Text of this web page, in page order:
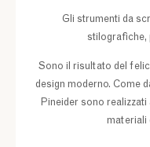
Gli strumenti da
stilografiche,
Sono il risultato del
design moderno. Come
Pineider sono
materiali